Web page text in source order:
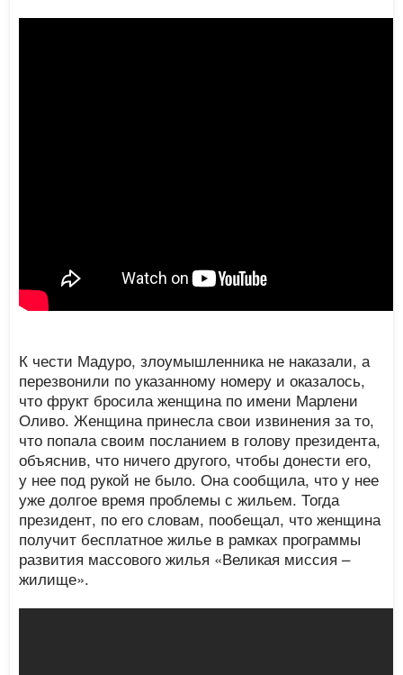
К чести Мадуро, злоумышленника не наказали, а
перезвонили по указанному номеру и оказалось,
что фрукт бросила женщина по имени Марлени
Оливо. Женщина принесла свои извинения за то,
что попала своим посланием в голову президента,
объяснив, что ничего другого, чтобы донести его,
у нее под рукой не было. Она сообщила, что у нее
уже долгое время проблемы с жильем. Тогда
президент, по его словам, пообещал, что женщина
получит бесплатное жилье в рамках программы
развития массового жилья «Великая миссия –
жилище».